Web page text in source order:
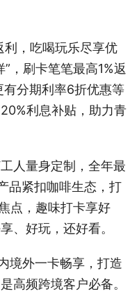
利，吃喝玩乐尽享优
，刷卡笔笔最高1%返
分期利率6折优惠等
利息补贴，助力青
人量身定制，全年最
品紧扣咖啡生态，打
点，趣味打卡享好
、好玩，还好看。
境外一卡畅享，打造
高频跨境客户必备。